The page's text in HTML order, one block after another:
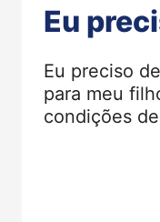
Eu
Eu preciso
para meu
condições